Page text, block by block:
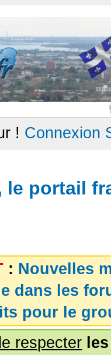
! Connexion
le portail
: Nouvelles
dans les
pour le
respecter